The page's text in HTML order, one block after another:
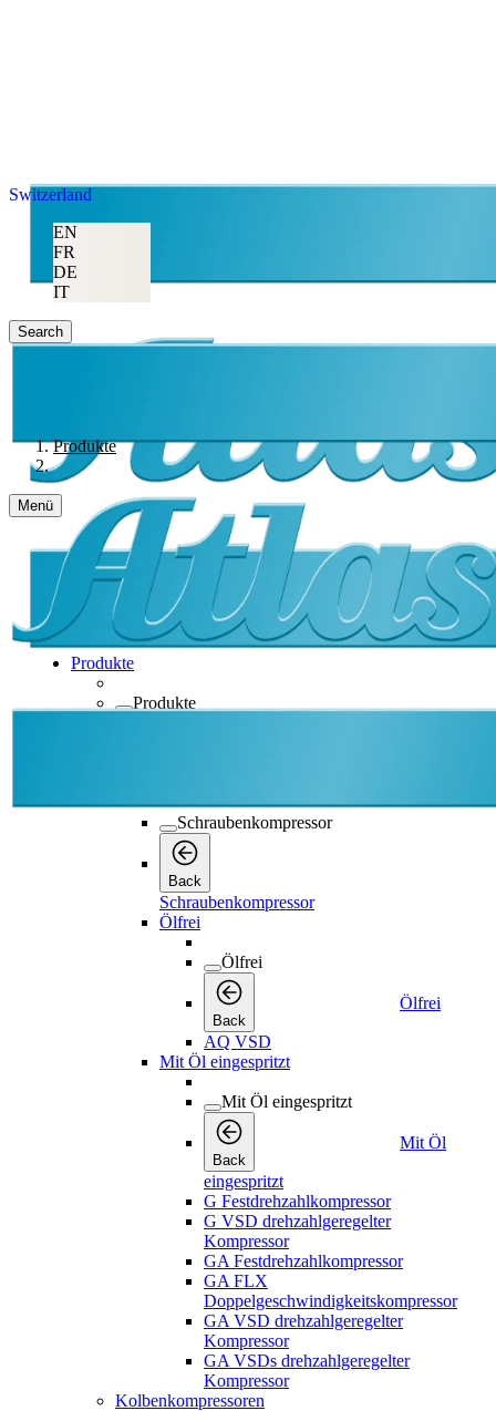
Switzerland
EN
FR
DE
IT
Search
Produkte
Menü
Produkte
Produkte
Schraubenkompressor
Back
Schraubenkompressor
Ölfrei
Ölfrei
Back
Ölfrei
AQ VSD
Mit Öl eingespritzt
Mit Öl eingespritzt
Back
Mit Öl
eingespritzt
G Festdrehzahlkompressor
G VSD drehzahlgeregelter
Kompressor
GA Festdrehzahlkompressor
GA FLX
Doppelgeschwindigkeitskompressor
GA VSD drehzahlgeregelter
Kompressor
GA VSDs drehzahlgeregelter
Kompressor
Kolbenkompressoren